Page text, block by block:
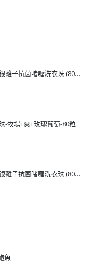
[J206232] 日本BON BON銀離子抗菌啫喱洗衣珠 (80粒)
-牧場+爽+玫瑰葡萄-80粒
[J111043] 日本BON BON銀離子抗菌啫喱洗衣珠 (80粒)
魚